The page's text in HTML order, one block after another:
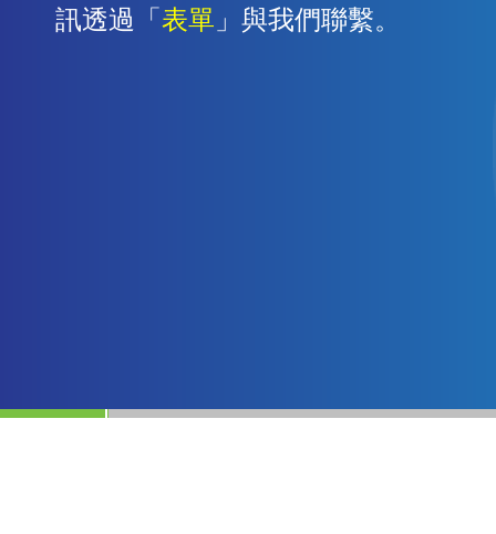
訊透過「 表單 」與我們聯繫。